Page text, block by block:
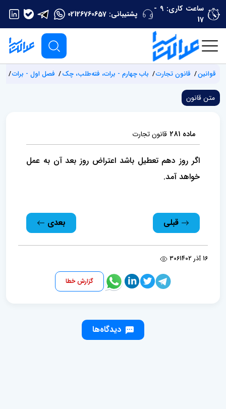
ساعت کاری: 9 -
17
پشتیبانی: 02126760657
قوانین قانون تجارت باب چهارم - برات، فته‌طلب، چک فصل اول - برات
متن قانون
ماده ۲۸۱ قانون تجارت
اگر روز دهم تعطیل باشد اعتراض روز بعد آن به عمل
خواهد آمد.
قبلی بعدی
16 آذر 1402 306
گزارش خطا
دیدگاه‌ها